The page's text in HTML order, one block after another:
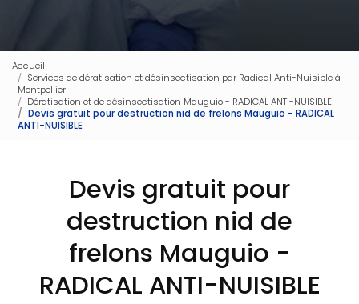
Accueil
Services de dératisation et désinsectisation par Radical Anti-Nuisible à
Montpellier
Dératisation et de désinsectisation Mauguio - RADICAL ANTI-NUISIBLE
Devis gratuit pour destruction nid de frelons Mauguio - RADICAL
ANTI-NUISIBLE
Devis gratuit pour
destruction nid de
frelons Mauguio -
RADICAL ANTI-NUISIBLE